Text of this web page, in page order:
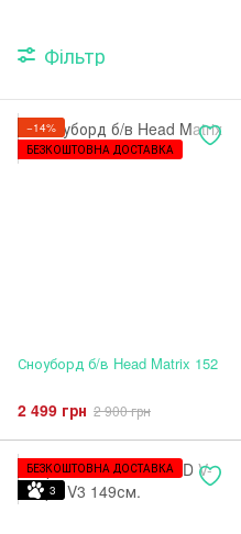
Фільтр
−14%
БЕЗКОШТОВНА ДОСТАВКА
Сноуборд б/в Head Matrix 152
2 499 грн 2 900 грн
БЕЗКОШТОВНА ДОСТАВКА
3